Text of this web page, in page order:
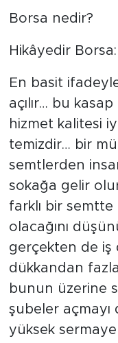
Borsa nedir?
Hikâyedir Borsa:
En basit
açılır… bu
hizmet kalitesi
temizdir… bir
semtlerden
sokağa gelir
farklı bir semtte
olacağını
gerçekten de iş
dükkandan
bunun üzerine
şubeler
yüksek